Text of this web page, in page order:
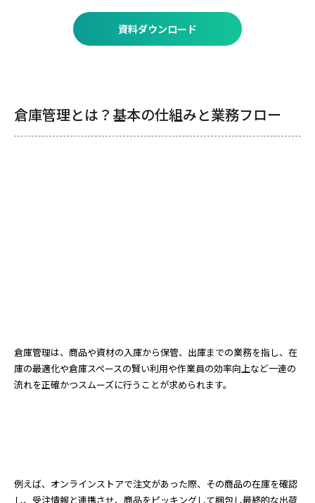
資料ダウンロード
倉庫管理とは？基本の仕組みと業務フロー
倉庫管理は、商品や資材の入庫から保管、出庫までの業務を指し、在
庫の最適化や倉庫スペースの賢い利用や作業員の効率向上など一連の
流れを正確かつスムーズに行うことが求められます。
例えば、オンラインストアで注文があった際、その商品の在庫を確認
し、受注情報と連携させ、商品をピッキングして梱包し最終的な出荷